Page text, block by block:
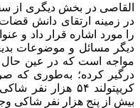
القاصی در بخش دیگری از
در زمینه ارتقای دانش قضات
را مورد اشاره قرار داد و
دیگر مسائل و موضوعات
مواجه است که در عین حال
درگیر کرده؛ به‌طوری که
کریپتولند ۵۴
بیش از پنج هزار نفر شاکی